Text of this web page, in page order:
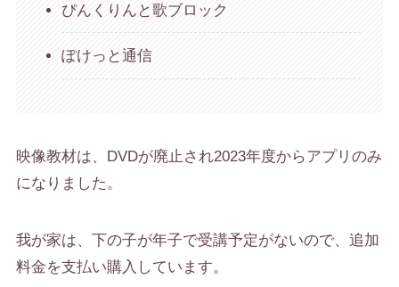
ぴんくりんと歌ブロック
ぽけっと通信
映像教材は、DVDが廃止され2023年度からアプリのみ
になりました。
我が家は、下の子が年子で受講予定がないので、追加
料金を支払い購入しています。